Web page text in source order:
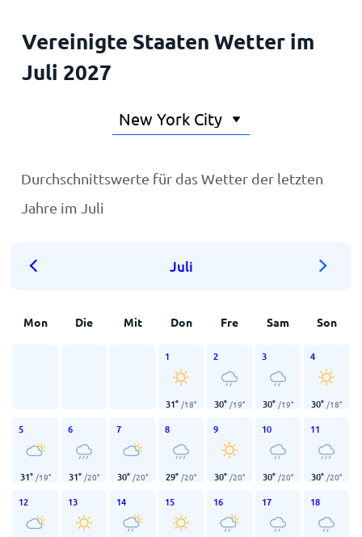
Vereinigte Staaten Wetter im
Juli 2027
Durchschnittswerte für das Wetter der letzten
Jahre im Juli
Juli
Mon Die Mit Don Fre Sam Son
1
31° /18°
2
30° /19°
3
30° /19°
4
30° /18°
5
31° /19°
6
31° /20°
7
30° /20°
8
29° /20°
9
30° /20°
10
30° /20°
11
30° /20°
12 13 14 15 16 17 18